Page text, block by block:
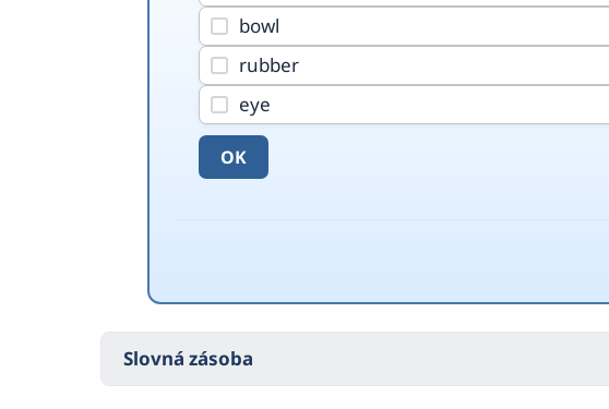
bowl
rubber
eye
OK
Slovná zásoba